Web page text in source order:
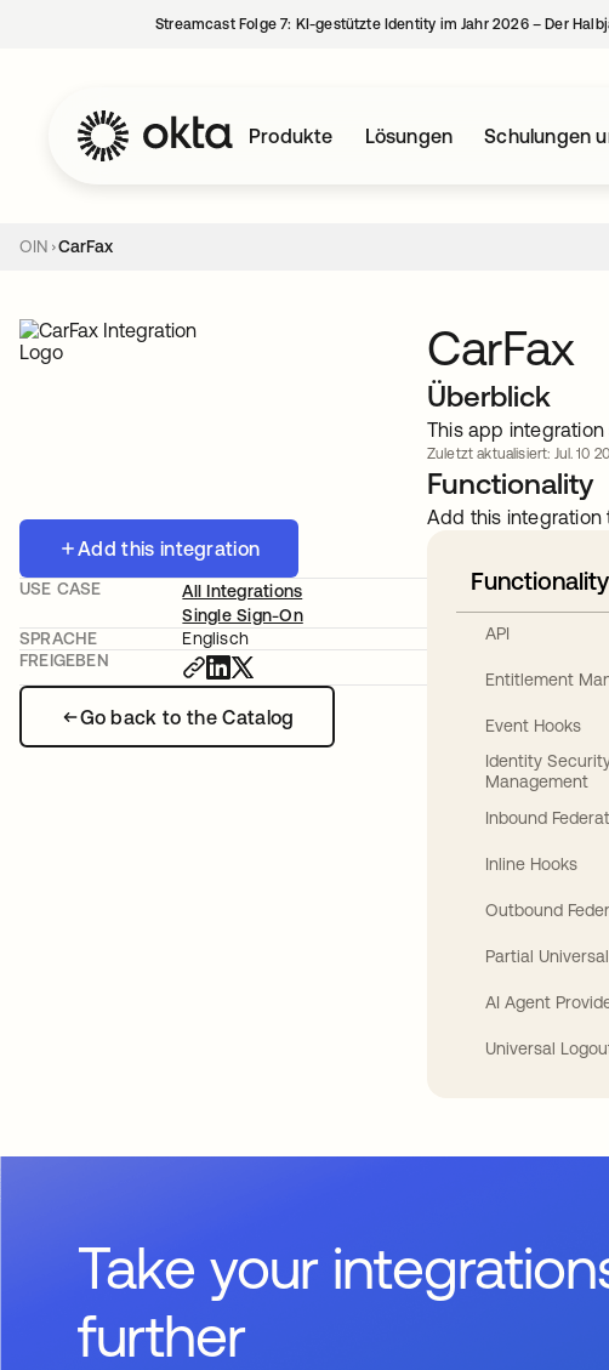
Streamcast Folge 7: KI-gestützte Identity im Jahr 2026 – Der
Produkte Lösungen Schulungen
OIN CarFax
Add this integration
Go back to the Catalog
USE CASE
All Integrations
Single Sign-On
SPRACHE
Englisch
FREIGEBEN
CarFax
Überblick
This app
Zuletzt aktualisiert: Jul. 10
Functionality
Add this integration
Functionality
API
Entitlement
Event Hooks
Identity
Management
Inbound
Inline Hooks
Outbound
Partial
AI Agent
Universal
Take your
further